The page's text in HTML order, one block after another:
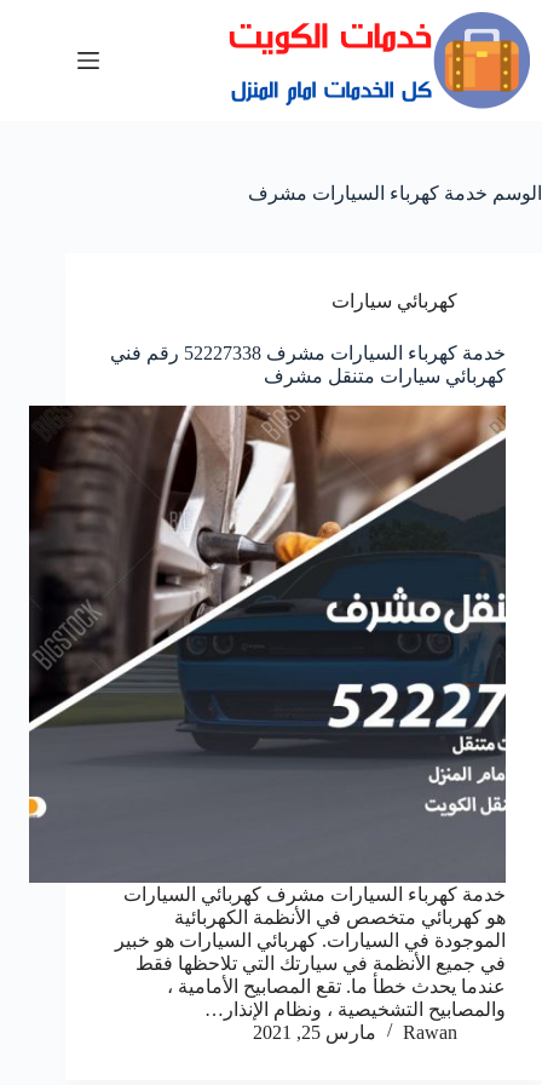
الوسم خدمة كهرباء السيارات مشرف
كهربائي سيارات
خدمة كهرباء السيارات مشرف 52227338 رقم فني
كهربائي سيارات متنقل مشرف
خدمة كهرباء السيارات مشرف كهربائي السيارات
هو كهربائي متخصص في الأنظمة الكهربائية
الموجودة في السيارات. كهربائي السيارات هو خبير
في جميع الأنظمة في سيارتك التي تلاحظها فقط
عندما يحدث خطأ ما. تقع المصابيح الأمامية ،
والمصابيح التشخيصية ، ونظام الإنذار…
Rawan
مارس 25, 2021